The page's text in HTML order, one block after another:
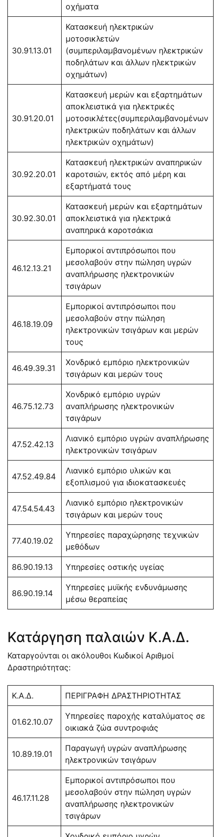
οχήματα
30.91.13.01
Κατασκευή ηλεκτρικών
μοτοσικλετών
(συμπεριλαμβανομένων ηλεκτρικών
ποδηλάτων και άλλων ηλεκτρικών
οχημάτων)
30.91.20.01
Κατασκευή μερών και εξαρτημάτων
αποκλειστικά για ηλεκτρικές
μοτοσικλέτες(συμπεριλαμβανομένων
ηλεκτρικών ποδηλάτων και άλλων
ηλεκτρικών οχημάτων)
30.92.20.01
Κατασκευή ηλεκτρικών αναπηρικών
καροτσιών, εκτός από μέρη και
εξαρτήματά τους
30.92.30.01
Κατασκευή μερών και εξαρτημάτων
αποκλειστικά για ηλεκτρικά
αναπηρικά καροτσάκια
46.12.13.21
Εμπορικοί αντιπρόσωποι που
μεσολαβούν στην πώληση υγρών
αναπλήρωσης ηλεκτρονικών
τσιγάρων
46.18.19.09
Εμπορικοί αντιπρόσωποι που
μεσολαβούν στην πώληση
ηλεκτρονικών τσιγάρων και μερών
τους
46.49.39.31
Χονδρικό εμπόριο ηλεκτρονικών
τσιγάρων και μερών τους
46.75.12.73
Χονδρικό εμπόριο υγρών
αναπλήρωσης ηλεκτρονικών
τσιγάρων
47.52.42.13
Λιανικό εμπόριο υγρών αναπλήρωσης
ηλεκτρονικών τσιγάρων
47.52.49.84
Λιανικό εμπόριο υλικών και
εξοπλισμού για ιδιοκατασκευές
47.54.54.43
Λιανικό εμπόριο ηλεκτρονικών
τσιγάρων και μερών τους
77.40.19.02
Υπηρεσίες παραχώρησης τεχνικών
μεθόδων
86.90.19.13 Υπηρεσίες οστικής υγείας
86.90.19.14
Υπηρεσίες μυϊκής ενδυνάμωσης
μέσω θεραπείας
Κατάργηση παλαιών Κ.Α.Δ.
Καταργούνται οι ακόλουθοι Κωδικοί Αριθμοί
Δραστηριότητας:
Κ.Α.Δ. ΠΕΡΙΓΡΑΦΗ ΔΡΑΣΤΗΡΙΟΤΗΤΑΣ
01.62.10.07
Υπηρεσίες παροχής καταλύματος σε
οικιακά ζώα συντροφιάς
10.89.19.01
Παραγωγή υγρών αναπλήρωσης
ηλεκτρονικών τσιγάρων
46.17.11.28
Εμπορικοί αντιπρόσωποι που
μεσολαβούν στην πώληση υγρών
αναπλήρωσης ηλεκτρονικών
τσιγάρων